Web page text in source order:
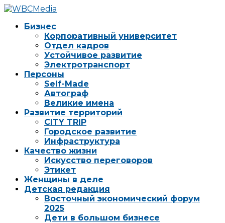
Бизнес
Корпоративный университет
Отдел кадров
Устойчивое развитие
Электротранспорт
Персоны
Self-Made
Автограф
Великие имена
Развитие территорий
CITY TRIP
Городское развитие
Инфраструктура
Качество жизни
Искусство переговоров
Этикет
Женщины в деле
Детская редакция
Восточный экономический форум
2025
Дети в большом бизнесе